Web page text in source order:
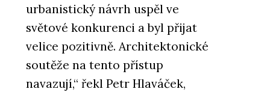
urbanistický návrh uspěl ve
světové konkurenci a byl přijat
velice pozitivně. Architektonické
soutěže na tento přístup
navazují,“ řekl Petr Hlaváček,